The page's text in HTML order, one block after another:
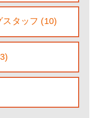
スタッフ (10)